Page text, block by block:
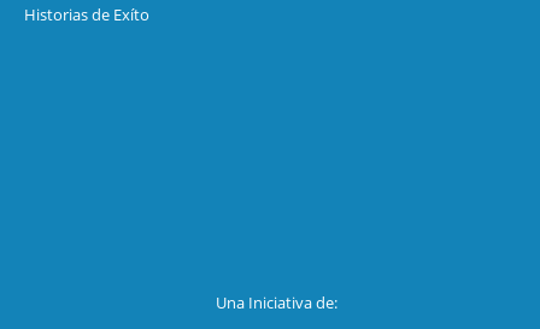
Historias de Exíto
Una Iniciativa de: